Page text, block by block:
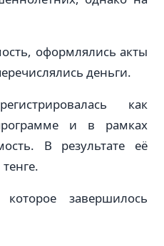
оформлялись акты
деньги.
как
и в рамках
В результате её
завершилось